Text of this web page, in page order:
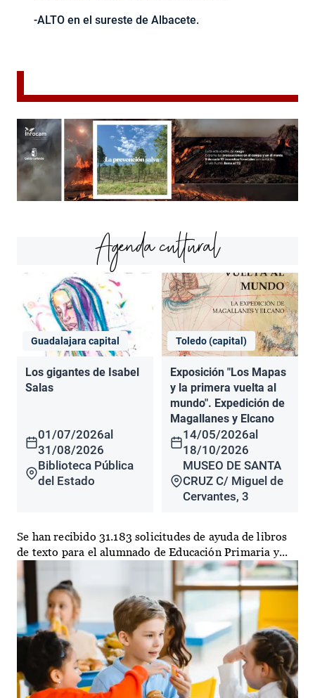
-ALTO en el sureste de Albacete.
Agenda cultural
Guadalajara capital
Los gigantes de Isabel
Salas
01/07/2026al
31/08/2026
Biblioteca Pública
del Estado
Toledo (capital)
Exposición "Los Mapas
y la primera vuelta al
mundo". Expedición de
Magallanes y Elcano
14/05/2026al
18/10/2026
MUSEO DE SANTA
CRUZ C/ Miguel de
Cervantes, 3
Se han recibido 31.183 solicitudes de ayuda de libros
de texto para el alumnado de Educación Primaria y...